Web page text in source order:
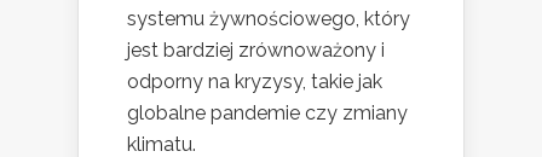
systemu żywnościowego, który
jest bardziej zrównoważony i
odporny na kryzysy, takie jak
globalne pandemie czy zmiany
klimatu.